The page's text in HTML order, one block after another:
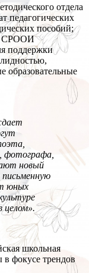
отдела
педагогических
пособий;
СРООИ
поддержки
образовательные
фотографа,
новый
юных
целом».
школьная
в фокусе трендов